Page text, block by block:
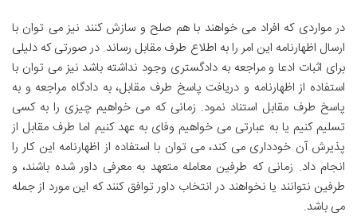
در مواردی که افراد می خواهند با هم صلح و سازش کنند نیز می توان با
ارسال اظهارنامه این امر را به اطلاع طرف مقابل رساند. در صورتی که دلیلی
برای اثبات ادعا و مراجعه به دادگستری وجود نداشته باشد نیز می توان با
استفاده از اظهارنامه و دریافت پاسخ طرف مقابل، به دادگاه مراجعه و به
پاسخ طرف مقابل استناد نمود. زمانی که می خواهیم چیزی را به کسی
تسلیم کنیم یا به عبارتی می خواهیم وفای به عهد کنیم اما طرف مقابل از
پذیرش آن خودداری می کند، می توان با استفاده از اظهارنامه این کار را
انجام داد. زمانی که طرفین معامله متعهد به معرفی داور شده باشند، و
طرفین نتوانند یا نخواهند در انتخاب داور توافق کنند که این مورد از جمله
می باشد.